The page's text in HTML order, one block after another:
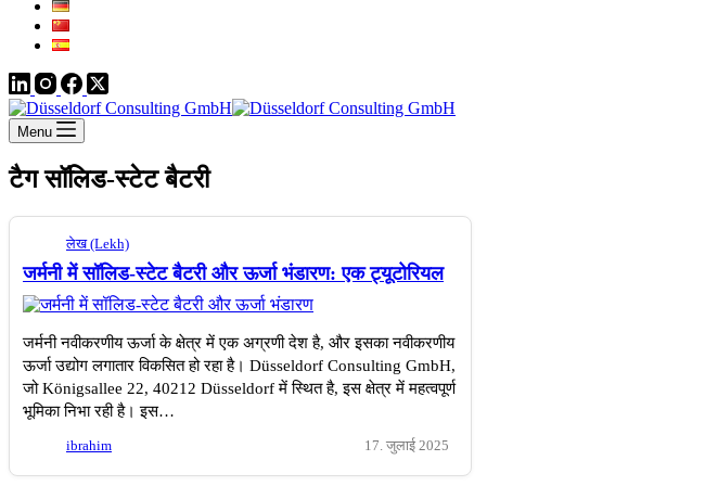
Menu
टैगसॉलिड-स्टेट बैटरी
लेख (Lekh)
जर्मनी में सॉलिड-स्टेट बैटरी और ऊर्जा भंडारण: एक ट्यूटोरियल
जर्मनी नवीकरणीय ऊर्जा के क्षेत्र में एक अग्रणी देश है, और इसका नवीकरणीय
ऊर्जा उद्योग लगातार विकसित हो रहा है। Düsseldorf Consulting GmbH,
जो Königsallee 22, 40212 Düsseldorf में स्थित है, इस क्षेत्र में महत्वपूर्ण
भूमिका निभा रही है। इस…
ibrahim 17. जुलाई 2025